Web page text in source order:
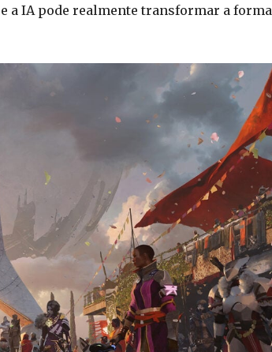
a IA pode realmente transformar a forma